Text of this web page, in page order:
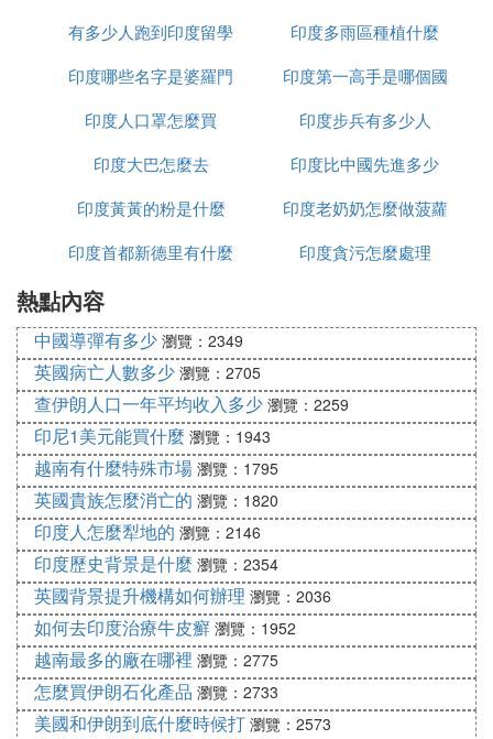
旦所帶的嫁妝男方嫌少，輕則打罵，重則直接殺掉女
有多少人跑到印度留學
印度多雨區種植什麼
印度哪些名字是婆羅門
種姓
印度第一高手是哪個國
家
印度人口罩怎麼買
印度步兵有多少人
印度大巴怎麼去
印度比中國先進多少
印度黃黃的粉是什麼
印度老奶奶怎麼做菠蘿
印度首都新德里有什麼
印度貪污怎麼處理
熱點內容
中國導彈有多少 瀏覽：2349
英國病亡人數多少 瀏覽：2705
查伊朗人口一年平均收入多少 瀏覽：2259
印尼1美元能買什麼 瀏覽：1943
越南有什麼特殊市場 瀏覽：1795
英國貴族怎麼消亡的 瀏覽：1820
印度人怎麼犁地的 瀏覽：2146
印度歷史背景是什麼 瀏覽：2354
英國背景提升機構如何辦理 瀏覽：2036
如何去印度治療牛皮癬 瀏覽：1952
越南最多的廠在哪裡 瀏覽：2775
怎麼買伊朗石化產品 瀏覽：2733
美國和伊朗到底什麼時候打 瀏覽：2573